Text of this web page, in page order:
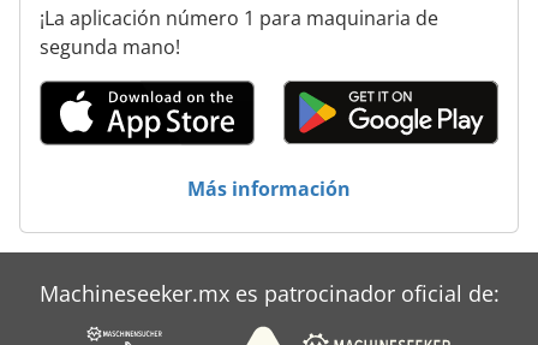
¡La aplicación número 1 para maquinaria de
segunda mano!
Más información
Machineseeker.mx es patrocinador oficial de: